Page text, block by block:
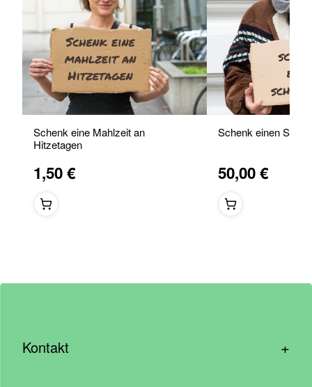
Schenk eine Mahlzeit an
Hitzetagen
1,50 €
Schenk einen
50,00 €
Kontakt +